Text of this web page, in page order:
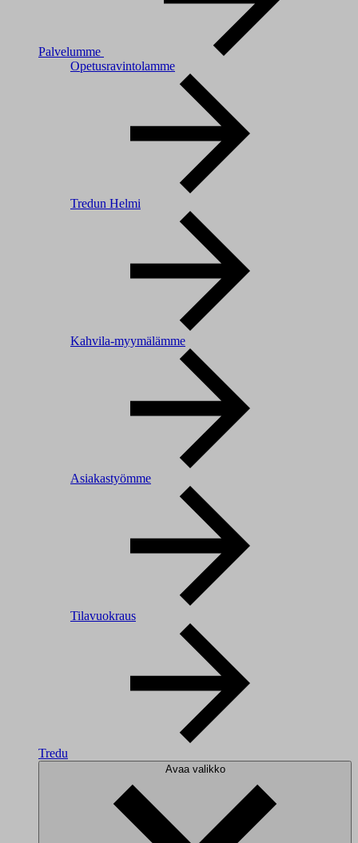
Palvelumme
Opetusravintolamme
Tredun Helmi
Kahvila-myymälämme
Asiakastyömme
Tilavuokraus
Tredu
Avaa valikko